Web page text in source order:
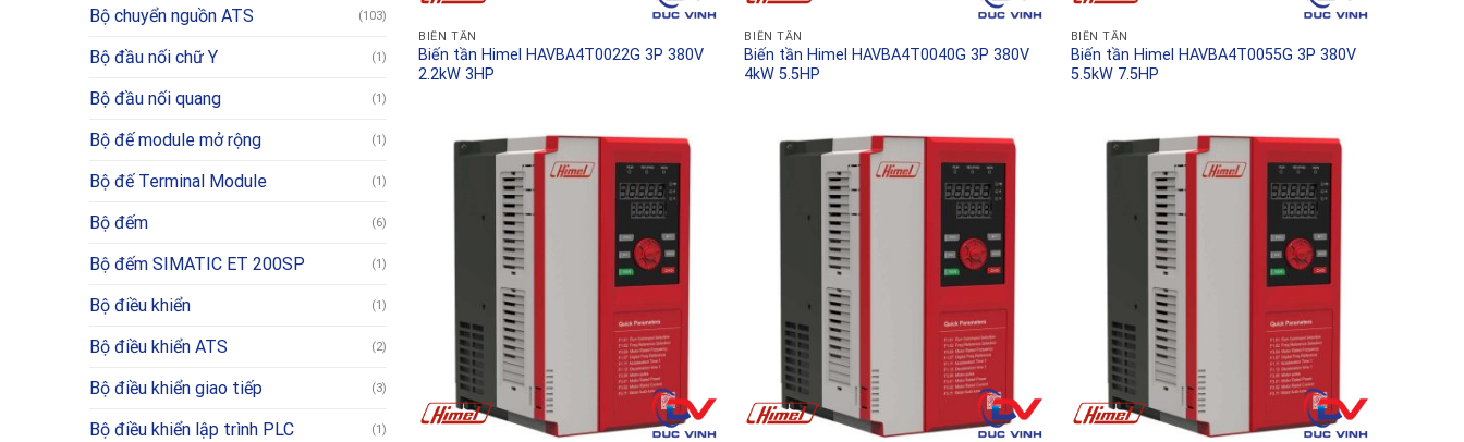
Bộ chuyển nguồn ATS (103)
Bộ đầu nối chữ Y (1)
Bộ đầu nối quang (1)
Bộ đế module mở rộng (1)
Bộ đế Terminal Module (1)
Bộ đếm (6)
Bộ đếm SIMATIC ET 200SP (1)
Bộ điều khiển (1)
Bộ điều khiển ATS (2)
Bộ điều khiển giao tiếp (3)
Bộ điều khiển lập trình PLC (1)
BIẾN TẦN
Biến tần Himel HAVBA4T0022G 3P 380V
2.2kW 3HP
BIẾN TẦN
Biến tần Himel HAVBA4T0040G 3P 380V
4kW 5.5HP
BIẾN TẦN
Biến tần Himel HAVBA4T0055G 3P 380V
5.5kW 7.5HP